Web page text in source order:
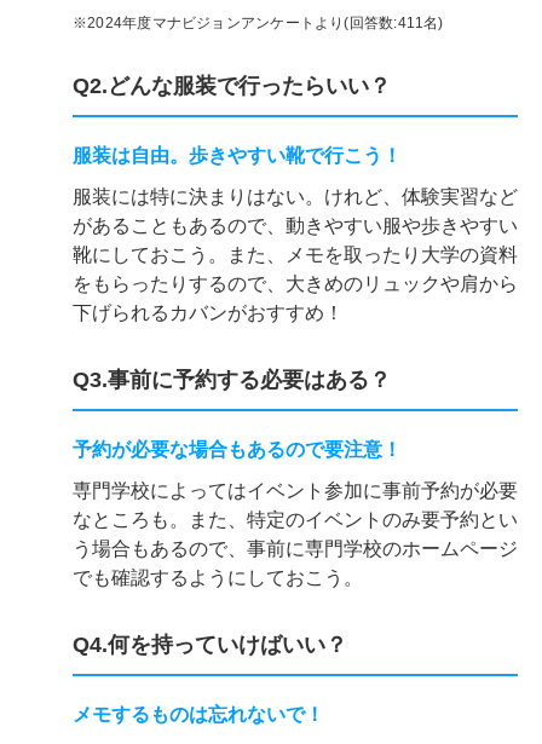
※2024年度マナビジョンアンケートより(回答数:411名)
Q2.どんな服装で行ったらいい？
服装は自由。歩きやすい靴で行こう！
服装には特に決まりはない。けれど、体験実習など
があることもあるので、動きやすい服や歩きやすい
靴にしておこう。また、メモを取ったり大学の資料
をもらったりするので、大きめのリュックや肩から
下げられるカバンがおすすめ！
Q3.事前に予約する必要はある？
予約が必要な場合もあるので要注意！
専門学校によってはイベント参加に事前予約が必要
なところも。また、特定のイベントのみ要予約とい
う場合もあるので、事前に専門学校のホームページ
でも確認するようにしておこう。
Q4.何を持っていけばいい？
メモするものは忘れないで！